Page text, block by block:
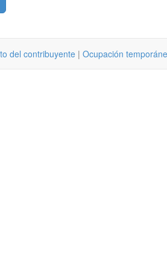
del contribuyente | Ocupación